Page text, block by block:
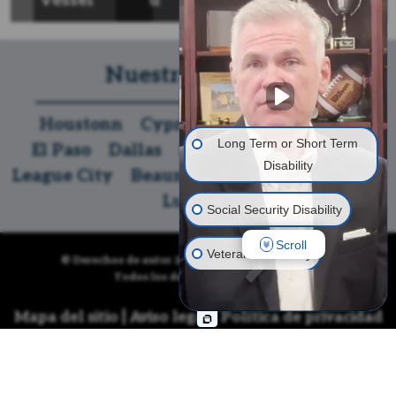
Nuestras oficinas
Houstonn Cypress
The Woodlands
El Paso
Dallas San Antonio
Temple
League City
Beaumont Austin
McAllen
Lubbock
© Derechos de autor 2026 Discapacidad Denegada
Todos los derechos reservados.
Mapa del sitio |Aviso legal|Política de privacidad
Long Term or Short Term
Disability
Social Security Disability
Veterans' Disability
Life Insurance
Scroll